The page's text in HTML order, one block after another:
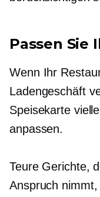
Passen Sie
Wenn Ihr
Ladengeschäft
Speisekarte
anpassen.
Teure Gerichte,
Anspruch